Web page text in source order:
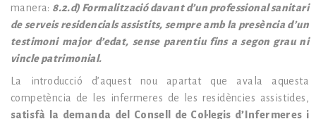
manera: 8.2.d) Formalització davant d’un professional sanitari
de serveis residencials assistits, sempre amb la presència d’un
testimoni major d’edat, sense parentiu fins a segon grau ni
vincle patrimonial.
La introducció d’aquest nou apartat que avala aquesta
competència de les infermeres de les residències assistides,
satisfà la demanda del Consell de Col·legis d’Infermeres i